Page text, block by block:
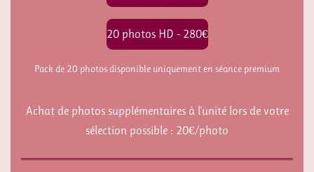
20 photos HD - 280€
Pack de 20 photos disponible uniquement en séance premium
Achat de photos supplémentaires à l'unité lors de votre
sélection possible : 20€/photo